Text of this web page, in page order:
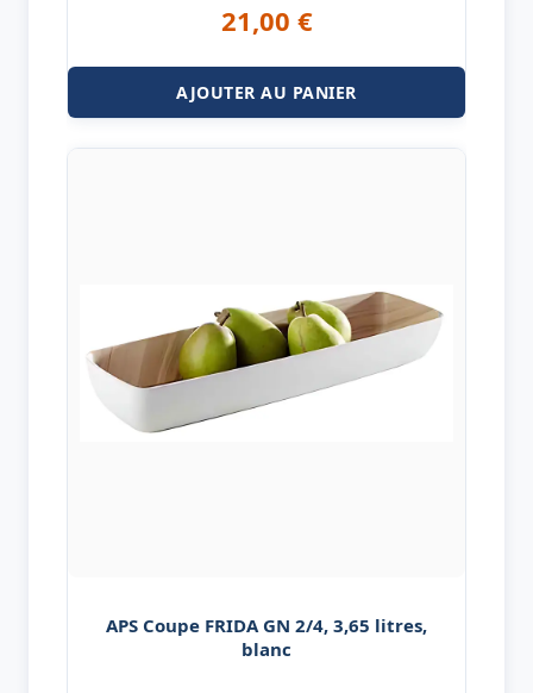
21,00 €
AJOUTER AU PANIER
APS Coupe FRIDA GN 2/4, 3,65 litres,
blanc